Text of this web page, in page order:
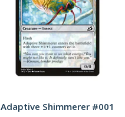
Adaptive Shimmerer #001